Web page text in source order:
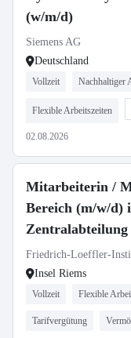
(w/m/d)
Siemens AG
Deutschland
Vollzeit Nachhaltiger
Flexible Arbeitszeiten
02.08.2026
Mitarbeiterin /
Bereich (m/w/d)
Zentralabteilung
Friedrich-Loeffler-
Insel Riems
Vollzeit Flexible
Tarifvergütung